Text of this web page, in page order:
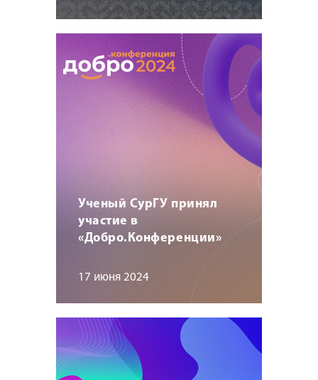
Ученый СурГУ принял
участие в
«Добро.Конференции»
17 июня 2024